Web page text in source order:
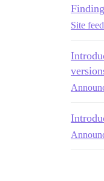
Site